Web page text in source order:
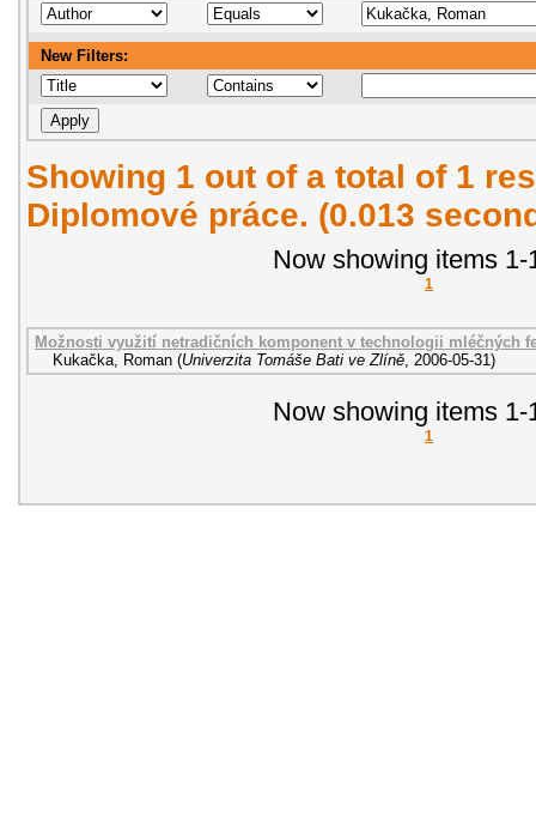
New Filters:
Showing 1 out of a total of 1
Diplomové práce. (0.013
Now showing items 1-
1
Možnosti využití netradičních komponent v technologii mléčných
Kukačka, Roman (Univerzita Tomáše Bati ve Zlíně, 2006-05-31)
Now showing items 1-
1